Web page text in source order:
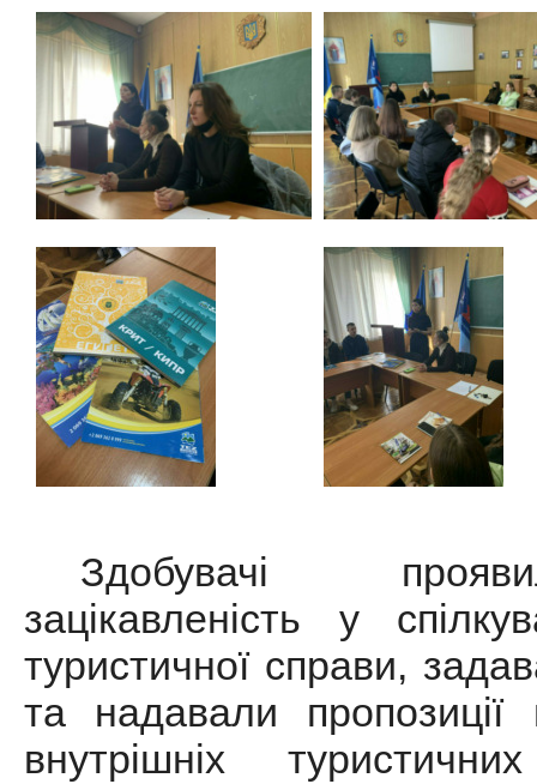
Здобувачі
зацікавленість у
туристичної справи,
та надавали
внутрішніх